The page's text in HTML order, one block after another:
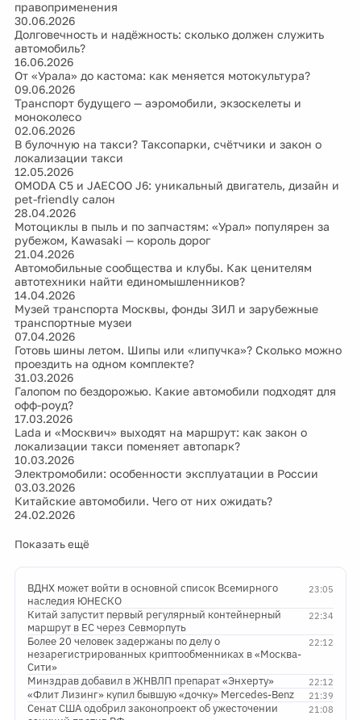
правоприменения
30.06.2026
Долговечность и надёжность: сколько должен служить
автомобиль?
16.06.2026
От «Урала» до кастома: как меняется мотокультура?
09.06.2026
Транспорт будущего — аэромобили, экзоскелеты и
моноколесо
02.06.2026
В булочную на такси? Таксопарки, счётчики и закон о
локализации такси
12.05.2026
OMODA C5 и JAECOO J6: уникальный двигатель, дизайн и
pet-friendly салон
28.04.2026
Мотоциклы в пыль и по запчастям: «Урал» популярен за
рубежом, Kawasaki — король дорог
21.04.2026
Автомобильные сообщества и клубы. Как ценителям
автотехники найти единомышленников?
14.04.2026
Музей транспорта Москвы, фонды ЗИЛ и зарубежные
транспортные музеи
07.04.2026
Готовь шины летом. Шипы или «липучка»? Сколько можно
проездить на одном комплекте?
31.03.2026
Галопом по бездорожью. Какие автомобили подходят для
офф-роуд?
17.03.2026
Lada и «Москвич» выходят на маршрут: как закон о
локализации такси поменяет автопарк?
10.03.2026
Электромобили: особенности эксплуатации в России
03.03.2026
Китайские автомобили. Чего от них ожидать?
24.02.2026
Показать ещё
23:05
ВДНХ может войти в основной список Всемирного
наследия ЮНЕСКО
22:34
Китай запустит первый регулярный контейнерный
маршрут в ЕС через Севморпуть
22:12
Более 20 человек задержаны по делу о
незарегистрированных криптообменниках в «Москва-
Сити»
22:12
Минздрав добавил в ЖНВЛП препарат «Энхерту»
21:39
«Флит Лизинг» купил бывшую «дочку» Mercedes-Benz
21:08
Сенат США одобрил законопроект об ужесточении